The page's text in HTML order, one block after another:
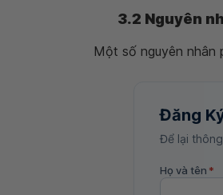
3.2 Nguyên
Một số nguyên nhân
Đăng
Để lại
Họ và tên *